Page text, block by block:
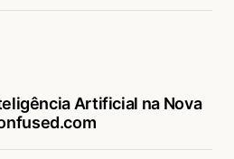
Artificial na Nova